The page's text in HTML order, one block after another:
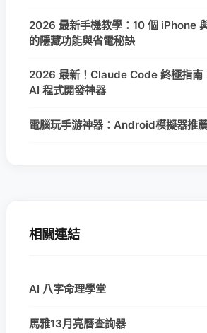
2026 最新手機教學：10 個 iPhone
的隱藏功能與省電秘訣
2026 最新！Claude Code 終極指南
AI 程式開發神器
電腦玩手游神器：Android模擬器推
相關連結
AI 八字命理學堂
馬雅13月亮曆查詢器